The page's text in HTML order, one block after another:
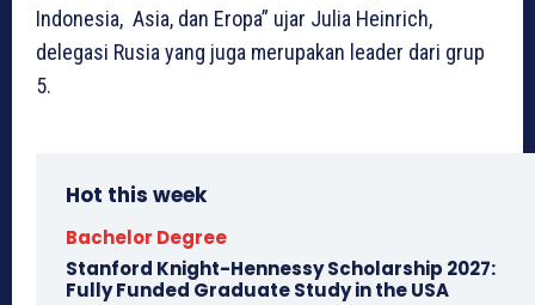
Indonesia, Asia, dan Eropa” ujar Julia Heinrich,
delegasi Rusia yang juga merupakan leader dari grup
5.
Hot this week
Bachelor Degree
Stanford Knight-Hennessy Scholarship 2027:
Fully Funded Graduate Study in the USA